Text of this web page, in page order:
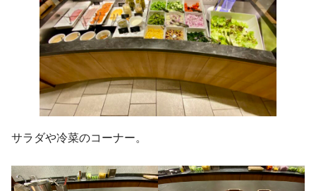
サラダや冷菜のコーナー。